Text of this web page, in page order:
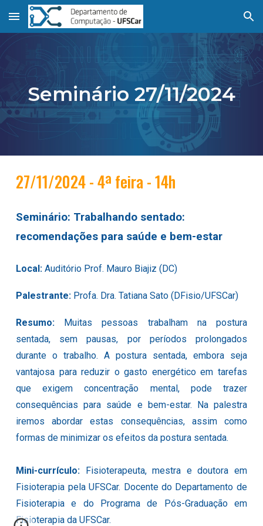
Skip to main content Skip to navigation
Seminário 27/11/2024
27/11/2024 -4ª feira -14h
Seminário: Trabalhando sentado:
recomendações para saúde e bem-estar
Local: Auditório Prof. Mauro Biajiz (DC)
Palestrante: Profa. Dra. Tatiana Sato (DFisio/UFSCar)
Resumo:
Muitas pessoas trabalham na postura
sentada, sem pausas, por períodos prolongados
durante o trabalho. A postura sentada, embora seja
vantajosa para reduzir o gasto energético em tarefas
que exigem concentração mental, pode trazer
consequências para saúde e bem-estar. Na palestra
iremos abordar estas consequências, assim como
formas de minimizar os efeitos da postura sentada.
Mini-currículo:
Fisioterapeuta, mestra e doutora em
Fisioterapia pela UFSCar. Docente do Departamento de
Fisioterapia e do Programa de Pós-Graduação em
Fisioterapia da UFSCar.